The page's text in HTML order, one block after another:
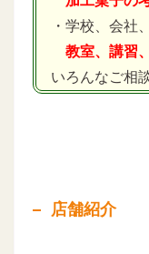
・学校、会社
教室、講習
いろんなご相
店舗紹介